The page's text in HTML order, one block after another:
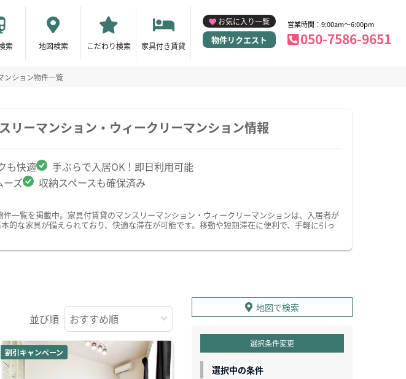
索 地図検索 こだわり検索 家具付き賃貸
お気に入り一覧
物件リクエスト
営業時間：9:00am～6:00pm
050-7586-9651
ンション物件一覧
リーマンション・ウィークリーマンション情報
も快適
手ぶらで入居OK！即日利用可能
ズ 収納スペースも確保済み
一覧を掲載中。家具付賃貸のマンスリーマンション・ウィークリーマンションは、入居者が
な家具が備えられており、快適な滞在が可能です。移動や短期滞在に便利で、手軽に引っ
並び順
割引キャンペーン
地図で検索
選択条件変更
選択中の条件